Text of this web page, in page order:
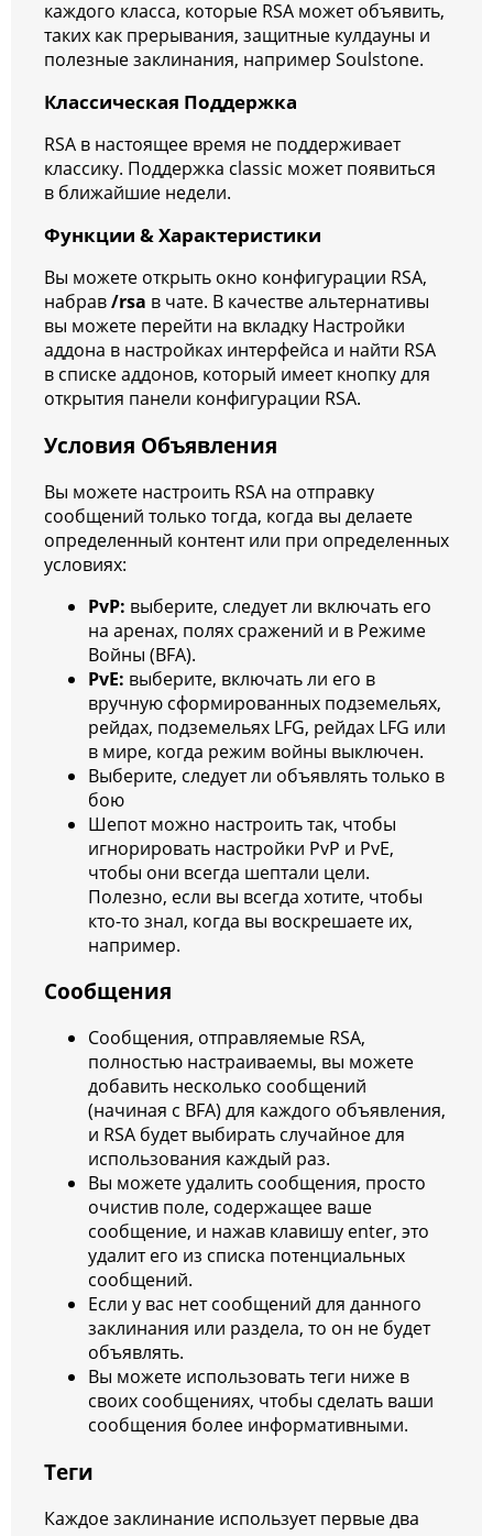
каждого класса, которые RSA может объявить,
таких как прерывания, защитные кулдауны и
полезные заклинания, например Soulstone.
Классическая Поддержка
RSA в настоящее время не поддерживает
классику. Поддержка classic может появиться
в ближайшие недели.
Функции & Характеристики
Вы можете открыть окно конфигурации RSA,
набрав/rsa в чате. В качестве альтернативы
вы можете перейти на вкладку Настройки
аддона в настройках интерфейса и найти RSA
в списке аддонов, который имеет кнопку для
открытия панели конфигурации RSA.
Условия Объявления
Вы можете настроить RSA на отправку
сообщений только тогда, когда вы делаете
определенный контент или при определенных
условиях:
PvP: выберите, следует ли включать его
на аренах, полях сражений и в Режиме
Войны (BFA).
PvE: выберите, включать ли его в
вручную сформированных подземельях,
рейдах, подземельях LFG, рейдах LFG или
в мире, когда режим войны выключен.
Выберите, следует ли объявлять только в
бою
Шепот можно настроить так, чтобы
игнорировать настройки PvP и PvE,
чтобы они всегда шептали цели.
Полезно, если вы всегда хотите, чтобы
кто-то знал, когда вы воскрешаете их,
например.
Сообщения
Сообщения, отправляемые RSA,
полностью настраиваемы, вы можете
добавить несколько сообщений
(начиная с BFA) для каждого объявления,
и RSA будет выбирать случайное для
использования каждый раз.
Вы можете удалить сообщения, просто
очистив поле, содержащее ваше
сообщение, и нажав клавишу enter, это
удалит его из списка потенциальных
сообщений.
Если у вас нет сообщений для данного
заклинания или раздела, то он не будет
объявлять.
Вы можете использовать теги ниже в
своих сообщениях, чтобы сделать ваши
сообщения более информативными.
Теги
Каждое заклинание использует первые два